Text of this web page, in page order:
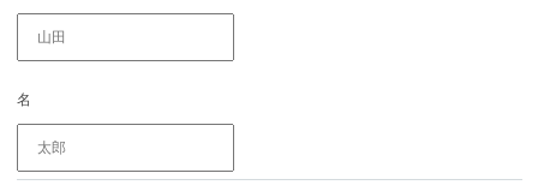
名